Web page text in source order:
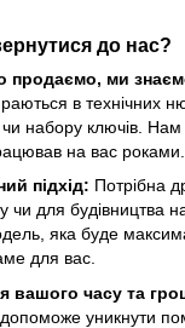
до нас?
продаємо, ми
в технічних
набору ключів.
на вас роками.
підхід: Потрібна
чи для будівництва
яка буде
для вас.
вашого часу та
допоможе уникнути